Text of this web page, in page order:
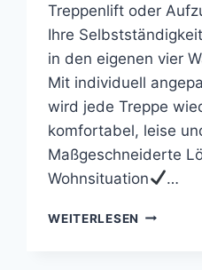
Treppenlift oder
Ihre
in den eigenen vier
Mit individuell
wird jede Treppe
komfortabel, leise
Maßgeschneiderte
Wohnsituation
…
WEITERLESEN IHR